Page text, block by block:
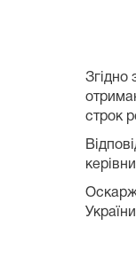
Згідно
строк